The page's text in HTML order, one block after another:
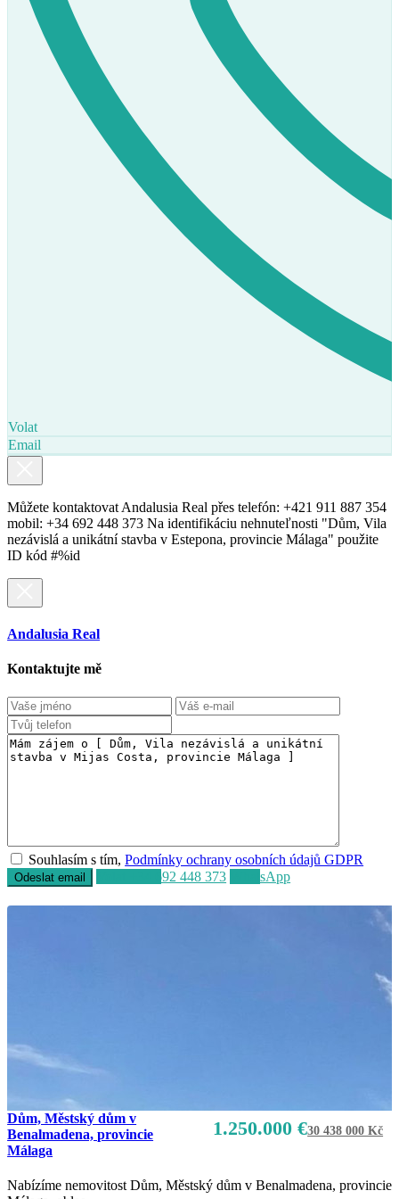
Volat
Email
Můžete kontaktovat Andalusia Real přes telefón: +421 911 887 354
mobil: +34 692 448 373 Na identifikáciu nehnuteľnosti "Dům, Vila
nezávislá a unikátní stavba v Estepona, provincie Málaga" použite
ID kód #%id
Andalusia Real
Kontaktujte mě
Souhlasím s tím,Podmínky ochrany osobních údajů GDPR
+34 692 448 373 WhatsApp
1.250.000 €30 438 000 Kč
Dům, Městský dům v
Benalmadena, provincie
Málaga
Nabízíme nemovitost Dům, Městský dům v Benalmadena, provincie